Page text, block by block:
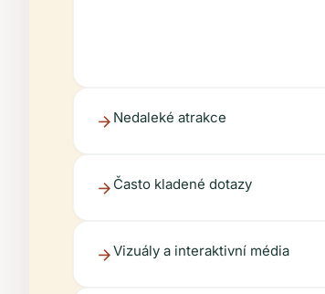
Nedaleké atrakce
Často kladené dotazy
Vizuály a interaktivní média